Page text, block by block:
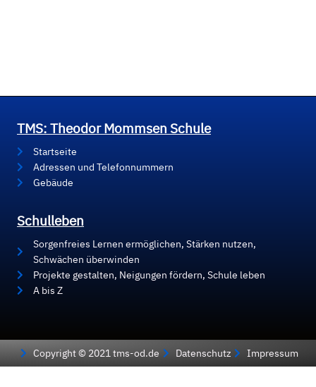
TMS: Theodor Mommsen Schule
Startseite
Adressen und Telefonnummern
Gebäude
Schulleben
Sorgenfreies Lernen ermöglichen, Stärken nutzen,
Schwächen überwinden
Projekte gestalten, Neigungen fördern, Schule leben
A bis Z
Copyright © 2021 tms-od.de Datenschutz Impressum